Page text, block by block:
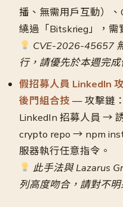
播、無需用戶互動）
繞過「Bitskrieg」，需
CVE-2026-45657
行，請優先於本週完成
假招募人員 LinkedIn
後門組合技 — 攻擊鏈
LinkedIn 招募人員 →
crypto repo → npm
服器執行任意指令。
此手法與 Lazarus
列高度吻合，請對不